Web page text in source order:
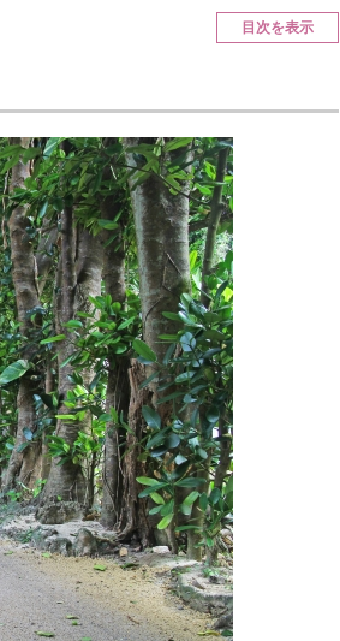
目次を表示